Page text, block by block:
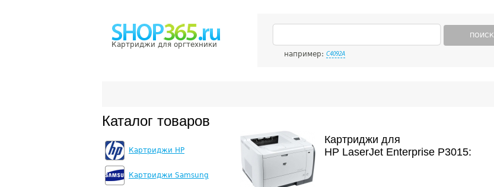
Картриджи для оргтехники
ПОИСК
например: C4092A
Каталог товаров
Картриджи HP
Картриджи Samsung
Картриджи для
HP LaserJet Enterprise P3015: